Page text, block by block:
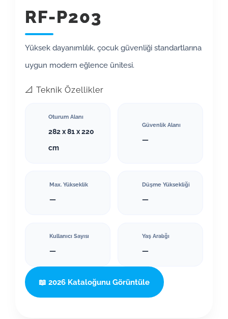
RF-P203
Yüksek dayanımlılık, çocuk güvenliği standartlarına
uygun modern eğlence ünitesi.
📐 Teknik Özellikler
Oturum Alanı
282 x 81 x 220
cm
Güvenlik Alanı
—
Max. Yükseklik
—
Düşme Yüksekliği
—
Kullanıcı Sayısı
—
Yaş Aralığı
—
📖 2026 Kataloğunu Görüntüle